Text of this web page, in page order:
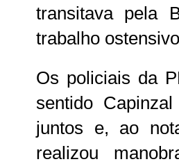
transitava pela
trabalho
Os policiais da
sentido
juntos e, ao
realizou